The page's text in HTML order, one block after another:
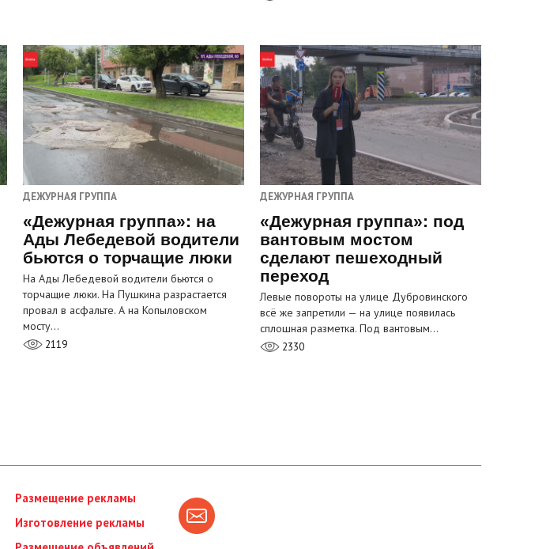
ДЕЖУРНАЯ ГРУППА
«Дежурная группа»: на
Ады Лебедевой водители
бьются о торчащие люки
На Ады Лебедевой водители бьются о
торчащие люки. На Пушкина разрастается
провал в асфальте. А на Копыловском
мосту…
2119
ДЕЖУРНАЯ ГРУППА
«Дежурная группа»: под
вантовым мостом
сделают пешеходный
переход
Левые повороты на улице Дубровинского
всё же запретили — на улице появилась
сплошная разметка. Под вантовым…
2330
Размещение рекламы
Изготовление рекламы